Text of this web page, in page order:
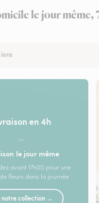
le jour
en 4h
—
le jour même
avant 17h00 pour une
fleurs dans la journée
notre collection →